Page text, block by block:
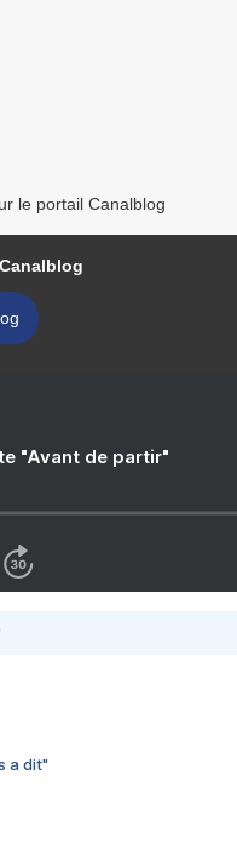
le portail Canalblog
"Avant de partir"
a dit"